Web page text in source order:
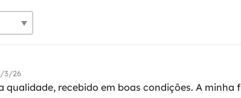
3/26
qualidade, recebido em boas condições. A minha